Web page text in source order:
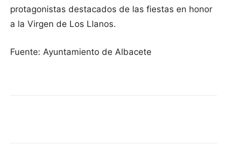
protagonistas destacados de las fiestas en honor
a la Virgen de Los Llanos.
Fuente: Ayuntamiento de Albacete